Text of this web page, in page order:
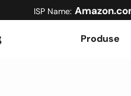
ISP Name:
Produse